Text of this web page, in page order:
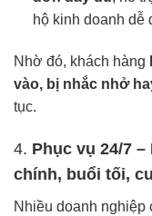
hộ kinh doanh dễ
Nhờ đó, khách hàng
vào, bị nhắc nhở
tục.
4. Phục vụ 24/7
chính, buổi tối,
Nhiều doanh nghiệp